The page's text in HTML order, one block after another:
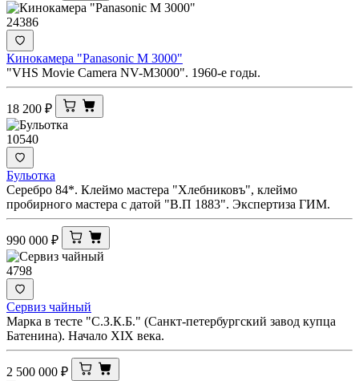
24386
Кинокамера "Panasonic M 3000"
"VHS Movie Camera NV-M3000". 1960-е годы.
18 200 ₽
10540
Бульотка
Серебро 84*. Клеймо мастера "Хлебниковъ", клеймо
пробирного мастера с датой "В.П 1883". Экспертиза ГИМ.
990 000 ₽
4798
Сервиз чайный
Марка в тесте "С.З.К.Б." (Санкт-петербургский завод купца
Батенина). Начало XIX века.
2 500 000 ₽